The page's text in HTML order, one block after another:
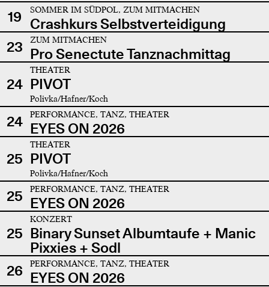
19 SOMMER IM SÜDPOL, ZUM MITMACHEN
Crashkurs Selbstverteidigung
23
ZUM MITMACHEN
Pro Senectute Tanznachmittag
24
THEATER
PIVOT
Polivka/Hafner/Koch
24 PERFORMANCE, TANZ, THEATER
EYES ON 2026
25
THEATER
PIVOT
Polivka/Hafner/Koch
25 PERFORMANCE, TANZ, THEATER
EYES ON 2026
25
KONZERT
Binary Sunset Albumtaufe + Manic
Pixxies + Sodl
26
PERFORMANCE, TANZ, THEATER
EYES ON 2026